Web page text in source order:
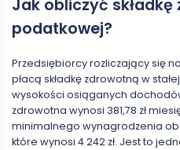
Jak obliczyć
podatkowej?
Przedsiębiorcy rozliczający się
płacą składkę zdrowotną w
wysokości osiąganych
zdrowotna wynosi 381,78 zł
minimalnego wynagrodzenia
które wynosi 4 242 zł. Jest to